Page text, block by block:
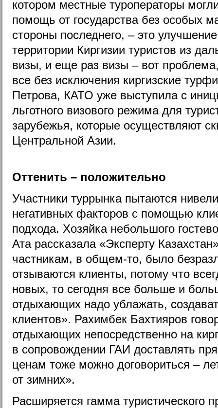
котором местные туроператоры
помощь от государства без особых
стороны последнего, – это
территории Киргизии туристов из
визы, и еще раз визы – вот
все без исключения киргизские
Петрова, КАТО уже выступила с
льготного визового режима для
зарубежья, которые осуществляют
Центральной Азии.
Оттенить – положительно
Участники туррынка пытаются
негативных факторов с помощью
подхода. Хозяйка небольшого
Ата рассказала «Эксперту
частникам, в общем-то, было
отзываются клиенты, потому что
новых, то сегодня все больше и
отдыхающих надо ублажать,
клиентов». Рахимбек Бахтияров
отдыхающих непосредственно на
в сопровождении ГАИ доставлять
ценам тоже можно договориться –
от зимних».
Расширяется гамма туристического